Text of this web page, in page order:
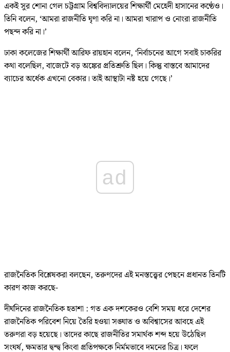
একই সুর শোনা গেল চট্টগ্রাম বিশ্ববিদ্যালয়ের শিক্ষার্থী মেহেদী হাসানের কণ্ঠেও।
তিনি বলেন, ‘আমরা রাজনীতি ঘৃণা করি না। আমরা খারাপ ও নোংরা রাজনীতি
পছন্দ করি না।’
ঢাকা কলেজের শিক্ষার্থী আরিফ রায়হান বলেন, ‘নির্বাচনের আগে সবাই চাকরির
কথা বলেছিল, বাজেটে বড় অঙ্কের প্রতিশ্রুতি ছিল। কিন্তু বাস্তবে আমাদের
ব্যাচের অর্ধেক এখনো বেকার। তাই আস্থাটা নষ্ট হয়ে গেছে।’
ad
রাজনৈতিক বিশ্লেষকরা বলছেন, তরুণদের এই মনস্তত্ত্বের পেছনে প্রধানত তিনটি
কারণ কাজ করছে-
দীর্ঘদিনের রাজনৈতিক হতাশা : গত এক দশকেরও বেশি সময় ধরে দেশের
রাজনৈতিক পরিবেশ নিয়ে তৈরি হওয়া সঙ্ঘাত ও অবিশ্বাসের আবহে এই
তরুণরা বড় হয়েছে। তাদের কাছে রাজনীতির সমার্থক শব্দ হয়ে উঠেছিল
সংঘর্ষ, ক্ষমতার দ্বন্দ্ব কিংবা প্রতিপক্ষকে নির্মমভাবে দমনের চিত্র। ফলে